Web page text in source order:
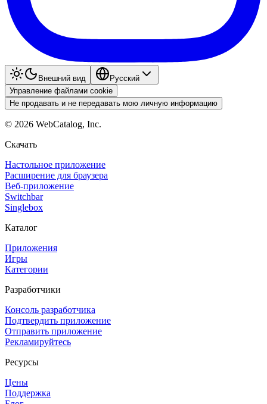
Внешний вид
Pyccкий
Управление файлами cookie
Не продавать и не передавать мою личную информацию
© 2026 WebCatalog, Inc.
Скачать
Настольное приложение
Расширение для браузера
Веб-приложение
Switchbar
Singlebox
Каталог
Приложения
Игры
Категории
Разработчики
Консоль разработчика
Подтвердить приложение
Отправить приложение
Рекламируйтесь
Ресурсы
Цены
Поддержка